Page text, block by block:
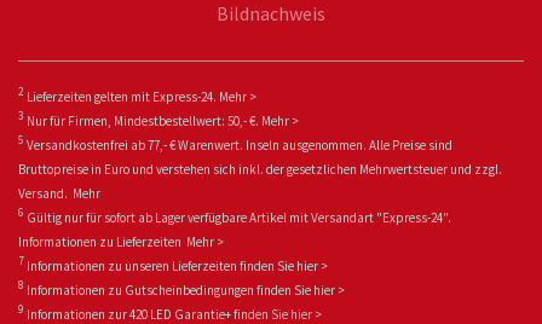
Bildnachweis
2 Lieferzeiten gelten mit Express-24. Mehr >
3 Nur für Firmen, Mindestbestellwert: 50,- €. Mehr >
5 Versandkostenfrei ab 77,- € Warenwert. Inseln ausgenommen. Alle Preise sind
Bruttopreise in Euro und verstehen sich inkl. der gesetzlichen Mehrwertsteuer und zzgl.
Versand. Mehr
6 Gültig nur für sofort ab Lager verfügbare Artikel mit Versandart "Express-24".
Informationen zu Lieferzeiten Mehr >
7 Informationen zu unseren Lieferzeiten finden Sie hier >
8 Informationen zu Gutscheinbedingungen finden Sie hier >
9 Informationen zur 420 LED Garantie+ finden Sie hier >